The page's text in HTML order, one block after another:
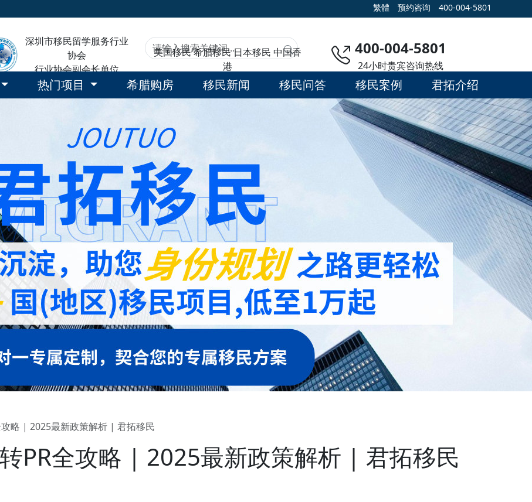
繁體 预约咨询 400-004-5801
深圳市移民留学服务行业
协会
行业协会副会长单位
美国移民希腊移民日本移民 中国香
港
400-004-5801
24小时贵宾咨询热线
热门项目 希腊购房 移民新闻 移民问答 移民案例 君拓介绍
攻略 | 2025最新政策解析 | 君拓移民
PR全攻略 | 2025最新政策解析 | 君拓移民